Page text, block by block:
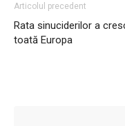
Articolul precedent
Rata sinuciderilor a
toată Europa